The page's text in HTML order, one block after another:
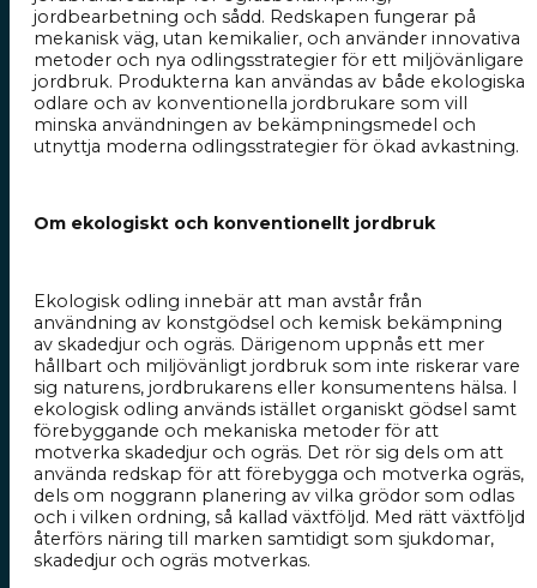
jordbearbetning och sådd. Redskapen fungerar på
mekanisk väg, utan kemikalier, och använder innovativa
metoder och nya odlingsstrategier för ett miljövänligare
jordbruk. Produkterna kan användas av både ekologiska
odlare och av konventionella jordbrukare som vill
minska användningen av bekämpningsmedel och
utnyttja moderna odlingsstrategier för ökad avkastning.
Om ekologiskt och konventionellt jordbruk
Ekologisk odling innebär att man avstår från
användning av konstgödsel och kemisk bekämpning
av skadedjur och ogräs. Därigenom uppnås ett mer
hållbart och miljövänligt jordbruk som inte riskerar vare
sig naturens, jordbrukarens eller konsumentens hälsa. I
ekologisk odling används istället organiskt gödsel samt
förebyggande och mekaniska metoder för att
motverka skadedjur och ogräs. Det rör sig dels om att
använda redskap för att förebygga och motverka ogräs,
dels om noggrann planering av vilka grödor som odlas
och i vilken ordning, så kallad växtföljd. Med rätt växtföljd
återförs näring till marken samtidigt som sjukdomar,
skadedjur och ogräs motverkas.